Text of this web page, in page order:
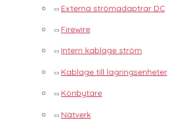
Externa strömadaptrar DC
Firewire
Intern kablage ström
Kablage till lagringsenheter
Könbytare
Nätverk